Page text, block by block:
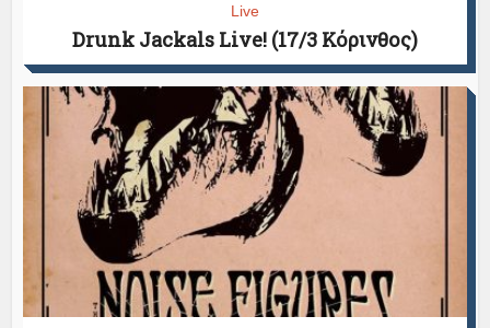
Live
Drunk Jackals Live! (17/3 Κόρινθος)